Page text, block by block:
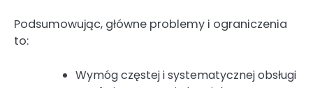
Podsumowując, główne problemy i ograniczenia
to:
Wymóg częstej i systematycznej obsługi